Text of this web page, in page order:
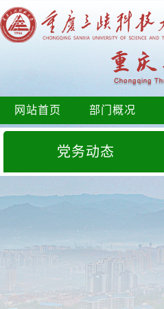
网站首页 部门概况
党务动态